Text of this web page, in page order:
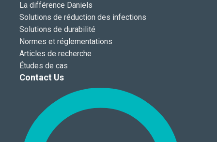
La différence Daniels
Solutions de réduction des infections
Solutions de durabilité
Normes et réglementations
Articles de recherche
Études de cas
Contact Us